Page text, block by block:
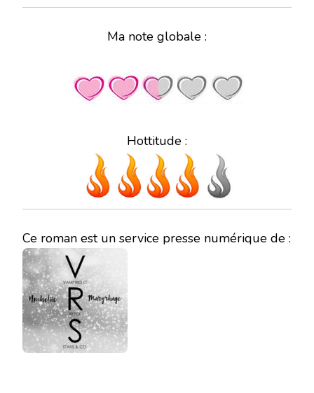
Ma note globale :
Hottitude :
Ce roman est un service presse numérique de :